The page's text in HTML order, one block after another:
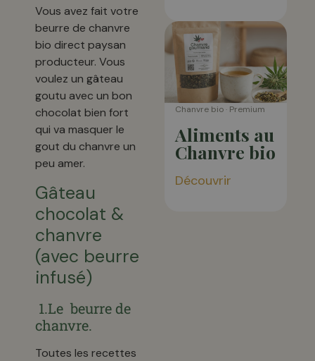
Vous avez fait votre
beurre de chanvre
bio direct paysan
producteur. Vous
voulez un gâteau
goutu avec un bon
chocolat bien fort
qui va masquer le
gout du chanvre un
peu amer.
Gâteau
chocolat &
chanvre
(avec beurre
infusé)
1.Le beurre de
chanvre.
Toutes les recettes
Chanvre bio · Premium
Aliments au
Chanvre bio
Découvrir